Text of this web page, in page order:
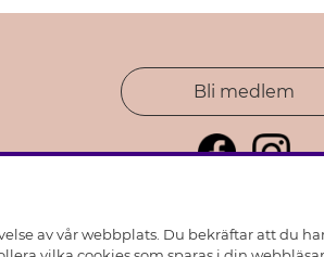
Bli medlem
av vår webbplats. Du bekräftar att du